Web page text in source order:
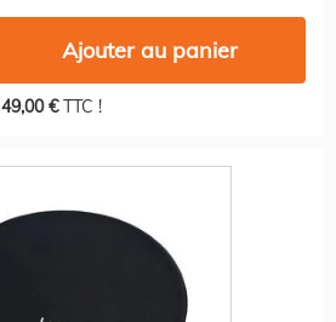
Ajouter au panier
49,00 €TTC !